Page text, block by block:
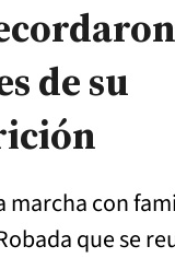
de su
marcha con
que se